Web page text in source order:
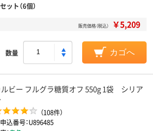
ット（6個）
販売価格（税込） ￥5,209
数量 カゴへ
ルビー フルグラ糖質オフ 550g 1袋 シリア
（108件）
込番号：U896485